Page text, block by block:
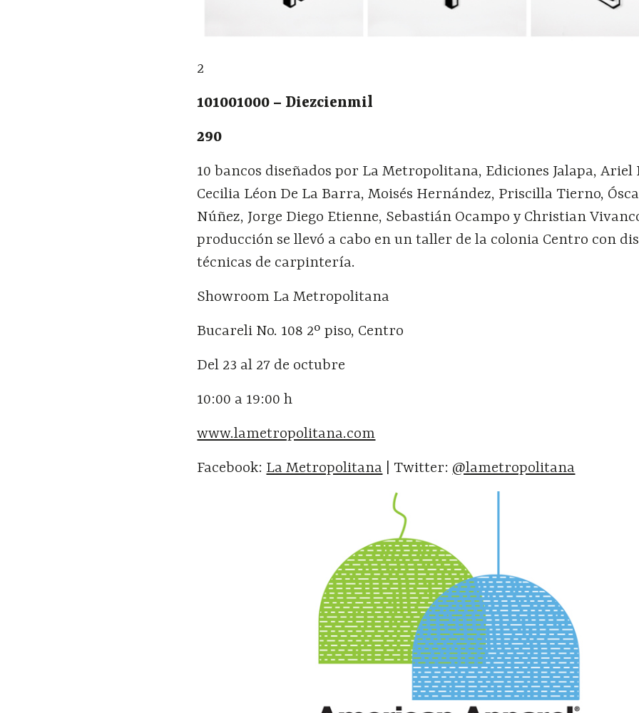
2
101001000 – Diezcienmil
290
10 bancos diseñados por La Metropolitana, Ediciones Jalapa, Ariel
Cecilia Léon De La Barra, Moisés Hernández, Priscilla Tierno,
Núñez, Jorge Diego Etienne, Sebastián Ocampo y Christian
producción se llevó a cabo en un taller de la colonia Centro con
técnicas de carpintería.
Showroom La Metropolitana
Bucareli No. 108 2º piso, Centro
Del 23 al 27 de octubre
10:00 a 19:00 h
www.lametropolitana.com
Facebook: La Metropolitana | Twitter: @lametropolitana